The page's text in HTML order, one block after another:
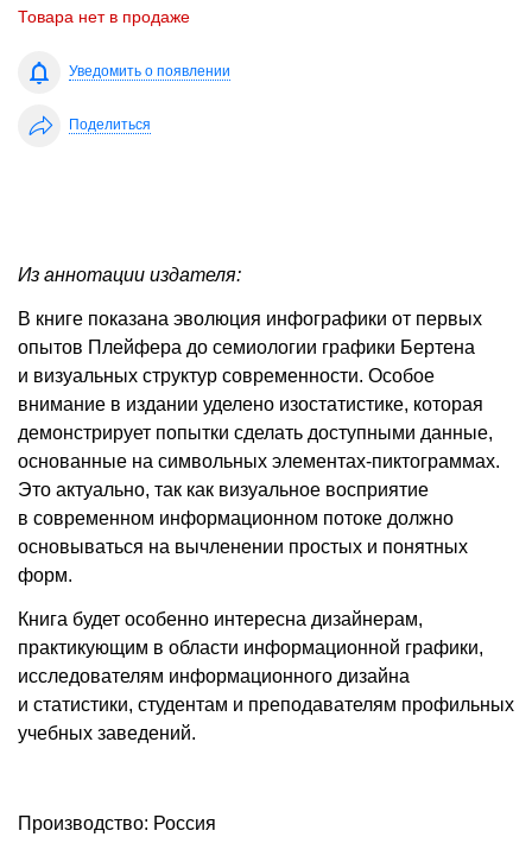
Товара нет в продаже
Уведомить о появлении
Поделиться
Из аннотации издателя:
В книге показана эволюция инфографики от первых
опытов Плейфера до семиологии графики Бертена
и визуальных структур современности. Особое
внимание в издании уделено изостатистике, которая
демонстрирует попытки сделать доступными данные,
основанные на символьных элементах-пиктограммах.
Это актуально, так как визуальное восприятие
в современном информационном потоке должно
основываться на вычленении простых и понятных
форм.
Книга будет особенно интересна дизайнерам,
практикующим в области информационной графики,
исследователям информационного дизайна
и статистики, студентам и преподавателям профильных
учебных заведений.
Производство: Россия